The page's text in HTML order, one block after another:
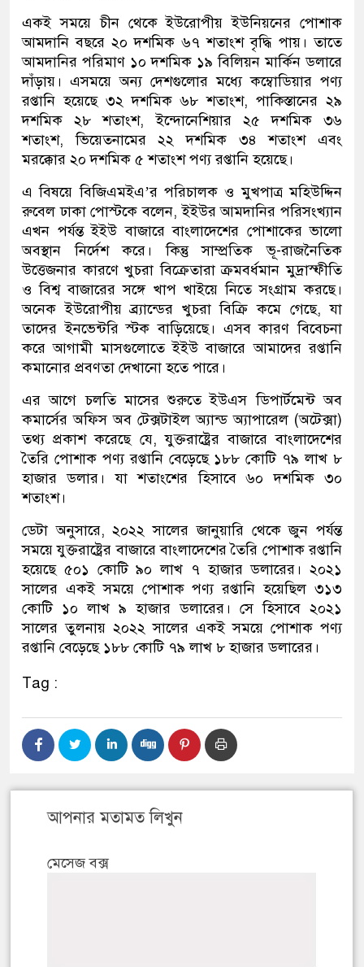
একই সময়ে চীন থেকে ইউরোপীয় ইউনিয়নের পোশাক
আমদানি বছরে ২০ দশমিক ৬৭ শতাংশ বৃদ্ধি পায়। তাতে
আমদানির পরিমাণ ১০ দশমিক ১৯ বিলিয়ন মার্কিন ডলারে
দাঁড়ায়। এসময়ে অন্য দেশগুলোর মধ্যে কম্বোডিয়ার পণ্য
রপ্তানি হয়েছে ৩২ দশমিক ৬৮ শতাংশ, পাকিস্তানের ২৯
দশমিক ২৮ শতাংশ, ইন্দোনেশিয়ার ২৫ দশমিক ৩৬
শতাংশ, ভিয়েতনামের ২২ দশমিক ৩৪ শতাংশ এবং
মরক্কোর ২০ দশমিক ৫ শতাংশ পণ্য রপ্তানি হয়েছে।
এ বিষয়ে বিজিএমইএ’র পরিচালক ও মুখপাত্র মহিউদ্দিন
রুবেল ঢাকা পোস্টকে বলেন, ইইউর আমদানির পরিসংখ্যান
এখন পর্যন্ত ইইউ বাজারে বাংলাদেশের পোশাকের ভালো
অবস্থান নির্দেশ করে। কিন্তু সাম্প্রতিক ভূ-রাজনৈতিক
উত্তেজনার কারণে খুচরা বিক্রেতারা ক্রমবর্ধমান মুদ্রাস্ফীতি
ও বিশ্ব বাজারের সঙ্গে খাপ খাইয়ে নিতে সংগ্রাম করছে।
অনেক ইউরোপীয় ব্র্যান্ডের খুচরা বিক্রি কমে গেছে, যা
তাদের ইনভেন্টরি স্টক বাড়িয়েছে। এসব কারণ বিবেচনা
করে আগামী মাসগুলোতে ইইউ বাজারে আমাদের রপ্তানি
কমানোর প্রবণতা দেখানো হতে পারে।
এর আগে চলতি মাসের শুরুতে ইউএস ডিপার্টমেন্ট অব
কমার্সের অফিস অব টেক্সটাইল অ্যান্ড অ্যাপারেল (অটেক্সা)
তথ্য প্রকাশ করেছে যে, যুক্তরাষ্ট্রের বাজারে বাংলাদেশের
তৈরি পোশাক পণ্য রপ্তানি বেড়েছে ১৮৮ কোটি ৭৯ লাখ ৮
হাজার ডলার। যা শতাংশের হিসাবে ৬০ দশমিক ৩০
শতাংশ।
ডেটা অনুসারে, ২০২২ সালের জানুয়ারি থেকে জুন পর্যন্ত
সময়ে যুক্তরাষ্ট্রের বাজারে বাংলাদেশের তৈরি পোশাক রপ্তানি
হয়েছে ৫০১ কোটি ৯০ লাখ ৭ হাজার ডলারের। ২০২১
সালের একই সময়ে পোশাক পণ্য রপ্তানি হয়েছিল ৩১৩
কোটি ১০ লাখ ৯ হাজার ডলারের। সে হিসাবে ২০২১
সালের তুলনায় ২০২২ সালের একই সময়ে পোশাক পণ্য
রপ্তানি বেড়েছে ১৮৮ কোটি ৭৯ লাখ ৮ হাজার ডলারের।
Tag :
আপনার মতামত লিখুন
মেসেজ বক্স